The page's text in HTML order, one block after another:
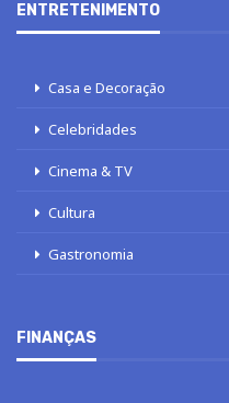
ENTRETENIMENTO
Casa e Decoração
Celebridades
Cinema & TV
Cultura
Gastronomia
FINANÇAS